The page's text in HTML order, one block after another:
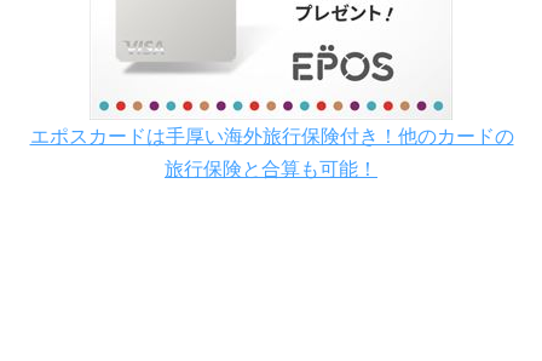
エポスカードは手厚い海外旅行保険付き！他のカードの
旅行保険と合算も可能！